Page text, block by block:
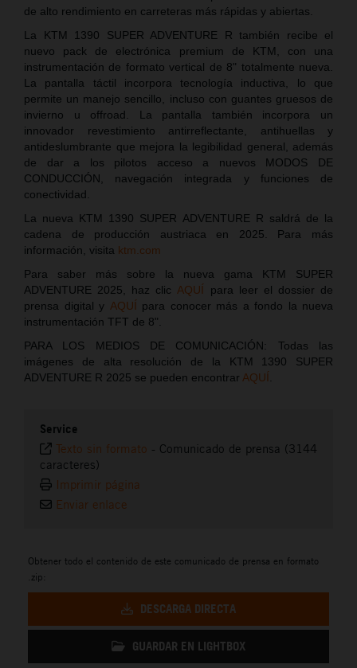
de alto rendimiento en carreteras más rápidas y abiertas.
La KTM 1390 SUPER ADVENTURE R también recibe el
nuevo pack de electrónica premium de KTM, con una
instrumentación de formato vertical de 8" totalmente nueva.
La pantalla táctil incorpora tecnología inductiva, lo que
permite un manejo sencillo, incluso con guantes gruesos de
invierno u offroad. La pantalla también incorpora un
innovador revestimiento antirreflectante, antihuellas y
antideslumbrante que mejora la legibilidad general, además
de dar a los pilotos acceso a nuevos MODOS DE
CONDUCCIÓN, navegación integrada y funciones de
conectividad.
La nueva KTM 1390 SUPER ADVENTURE R saldrá de la
cadena de producción austriaca en 2025. Para más
información, visita ktm.com
Para saber más sobre la nueva gama KTM SUPER
ADVENTURE 2025, haz clic AQUÍ
para leer el dossier de
prensa digital y AQUÍ para conocer más a fondo la nueva
instrumentación TFT de 8".
PARA LOS MEDIOS DE COMUNICACIÓN: Todas las
imágenes de alta resolución de la KTM 1390 SUPER
ADVENTURE R 2025 se pueden encontrar AQUÍ
Service
Texto sin formato - Comunicado de prensa (3144
caracteres)
Imprimir página
Enviar enlace
Obtener todo el contenido de este comunicado de prensa en formato
.zip:
DESCARGA DIRECTA
GUARDAR EN LIGHTBOX